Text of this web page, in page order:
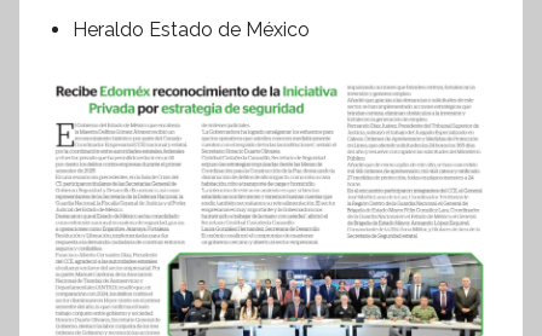
Heraldo Estado de México